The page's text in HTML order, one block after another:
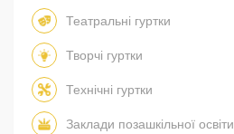
Театральні гуртки
Творчі гуртки
Технічні гуртки
Заклади позашкільної освіти